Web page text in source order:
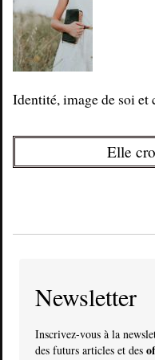
Identité, image de soi et
Elle
Newsletter
Inscrivez-vous à la
des futurs articles et des